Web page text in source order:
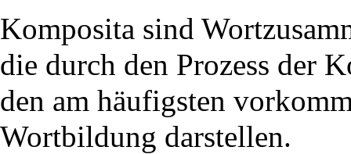
Komposita sind
die durch den Prozess der
den am häufigsten
Wortbildung darstellen.